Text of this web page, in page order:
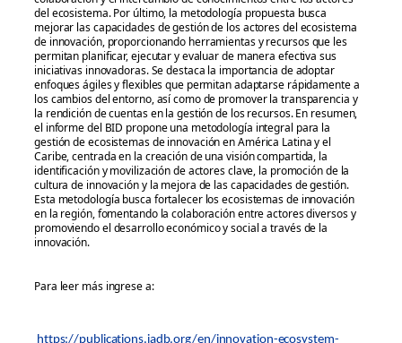
del ecosistema. Por último, la metodología propuesta busca
mejorar las capacidades de gestión de los actores del ecosistema
de innovación, proporcionando herramientas y recursos que les
permitan planificar, ejecutar y evaluar de manera efectiva sus
iniciativas innovadoras. Se destaca la importancia de adoptar
enfoques ágiles y flexibles que permitan adaptarse rápidamente a
los cambios del entorno, así como de promover la transparencia y
la rendición de cuentas en la gestión de los recursos. En resumen,
el informe del BID propone una metodología integral para la
gestión de ecosistemas de innovación en América Latina y el
Caribe, centrada en la creación de una visión compartida, la
identificación y movilización de actores clave, la promoción de la
cultura de innovación y la mejora de las capacidades de gestión.
Esta metodología busca fortalecer los ecosistemas de innovación
en la región, fomentando la colaboración entre actores diversos y
promoviendo el desarrollo económico y social a través de la
innovación.
Para leer más ingrese a:
https://publications.iadb.org/en/innovation-ecosystem-